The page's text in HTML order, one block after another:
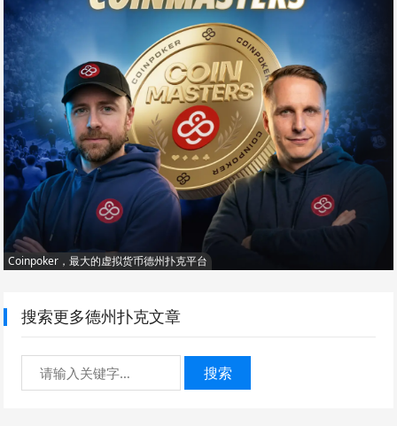
Coinpoker，最大的虚拟货币德州扑克平台
搜索更多德州扑克文章
搜索